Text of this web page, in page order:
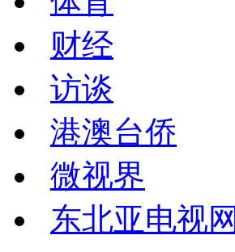
财经
访谈
港澳台侨
微视界
东北亚电视网